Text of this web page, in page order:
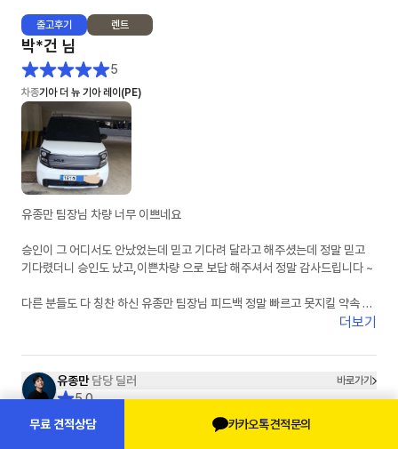
출고후기 렌트
박*건 님
5
차종기아 더 뉴 기아 레이(PE)
유종만 팀장님 차량 너무 이쁘네요
승인이 그 어디서도 안났었는데 믿고 기다려 달라고 해주셨는데 정말 믿고
기다렸더니 승인도 났고,이쁜차량 으로 보답 해주셔서 정말 감사드립니다 ~
다른 분들도 다 칭찬 하신 유종만 팀장님 피드백 정말 빠르고 못지킬 약속 안
잘 탈께요 유팀장님 감사드려요
더보기
유종만 담당 딜러 바로가기
5.0
고객님이 선택하실 유종은 유종만 입니다.
카카오톡 견적문의
무료 견적상담